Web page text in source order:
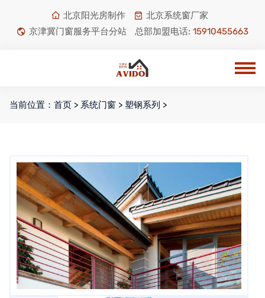
北京阳光房制作
北京系统窗厂家
京津冀门窗服务平台分站
总部加盟电话: 15910455663
当前位置： 首页 > 系统门窗 > 塑钢系列 >